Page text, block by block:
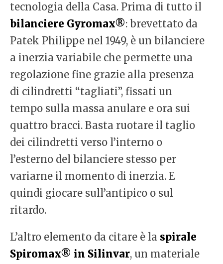
tecnologia della Casa. Prima di tutto il
bilanciere Gyromax®: brevettato da
Patek Philippe nel 1949, è un bilanciere
a inerzia variabile che permette una
regolazione fine grazie alla presenza
di cilindretti “tagliati”, fissati un
tempo sulla massa anulare e ora sui
quattro bracci. Basta ruotare il taglio
dei cilindretti verso l’interno o
l’esterno del bilanciere stesso per
variarne il momento di inerzia. E
quindi giocare sull’antipico o sul
ritardo.
L’altro elemento da citare è la spirale
Spiromax® in Silinvar, un materiale